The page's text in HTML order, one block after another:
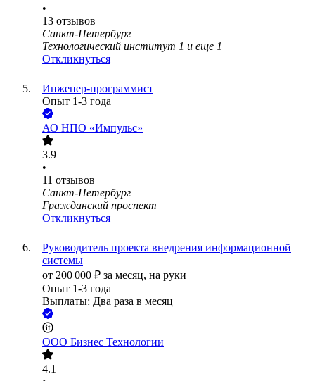
•
13 отзывов
Санкт-Петербург
Технологический институт 1 и еще 1
Откликнуться
Инженер-программист
Опыт 1-3 года
АО НПО «Импульс»
3.9
•
11 отзывов
Санкт-Петербург
Гражданский проспект
Откликнуться
Руководитель проекта внедрения информационной
системы
от 200 000 ₽ за месяц, на руки
Опыт 1-3 года
Выплаты: Два раза в месяц
ООО Бизнес Технологии
4.1